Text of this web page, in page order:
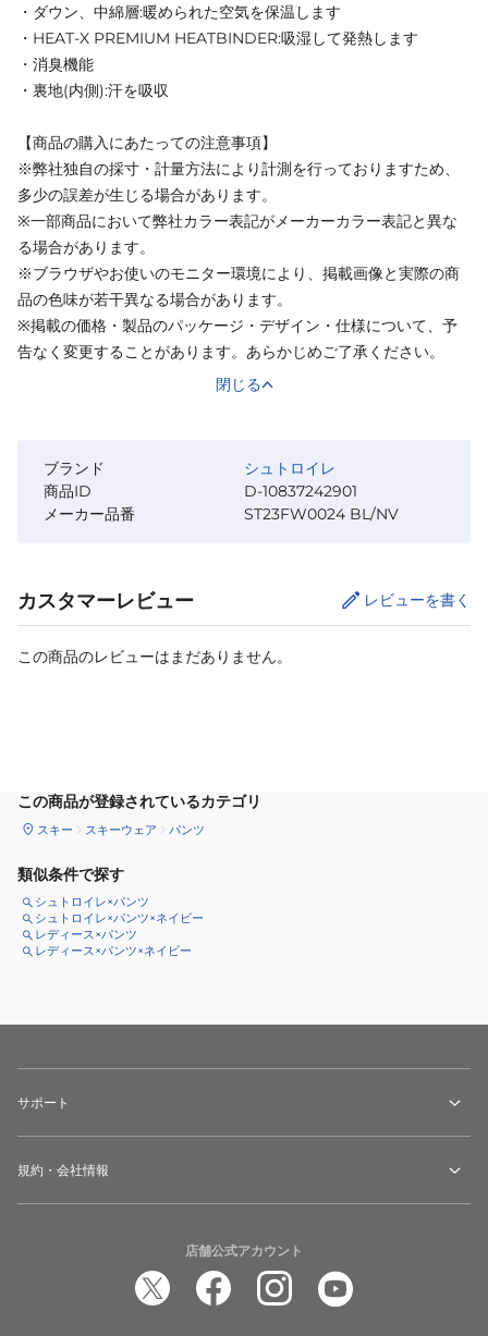
・ダウン、中綿層:暖められた空気を保温します
・HEAT‐X PREMIUM HEATBINDER:吸湿して発熱します
・消臭機能
・裏地(内側):汗を吸収
【商品の購入にあたっての注意事項】
※弊社独自の採寸・計量方法により計測を行っておりますため、
多少の誤差が生じる場合があります。
※一部商品において弊社カラー表記がメーカーカラー表記と異な
る場合があります。
※ブラウザやお使いのモニター環境により、掲載画像と実際の商
品の色味が若干異なる場合があります。
※掲載の価格・製品のパッケージ・デザイン・仕様について、予
告なく変更することがあります。あらかじめご了承ください。
閉じる
ブランド
シュトロイレ
商品ID
D-10837242901
メーカー品番
ST23FW0024 BL/NV
カスタマーレビュー レビューを書く
この商品のレビューはまだありません。
この商品が登録されているカテゴリ
スキー スキーウェア パンツ
類似条件で探す
シュトロイレ×パンツ
シュトロイレ×パンツ×ネイビー
レディース×パンツ
レディース×パンツ×ネイビー
サポート
規約・会社情報
店舗公式アカウント